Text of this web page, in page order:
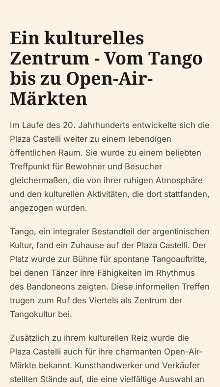
Ein kulturelles
Zentrum - Vom Tango
bis zu Open-Air-
Märkten
Im Laufe des 20. Jahrhunderts entwickelte sich die
Plaza Castelli weiter zu einem lebendigen
öffentlichen Raum. Sie wurde zu einem beliebten
Treffpunkt für Bewohner und Besucher
gleichermaßen, die von ihrer ruhigen Atmosphäre
und den kulturellen Aktivitäten, die dort stattfanden,
angezogen wurden.
Tango, ein integraler Bestandteil der argentinischen
Kultur, fand ein Zuhause auf der Plaza Castelli. Der
Platz wurde zur Bühne für spontane Tangoauftritte,
bei denen Tänzer ihre Fähigkeiten im Rhythmus
des Bandoneons zeigten. Diese informellen Treffen
trugen zum Ruf des Viertels als Zentrum der
Tangokultur bei.
Zusätzlich zu ihrem kulturellen Reiz wurde die
Plaza Castelli auch für ihre charmanten Open-Air-
Märkte bekannt. Kunsthandwerker und Verkäufer
stellten Stände auf, die eine vielfältige Auswahl an